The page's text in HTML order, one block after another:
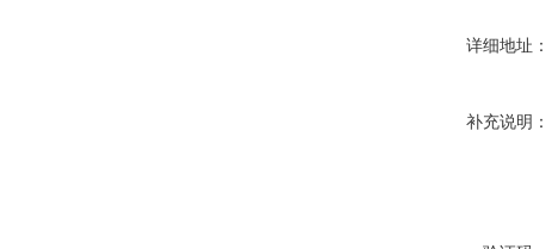
详细地址：
补充说明：